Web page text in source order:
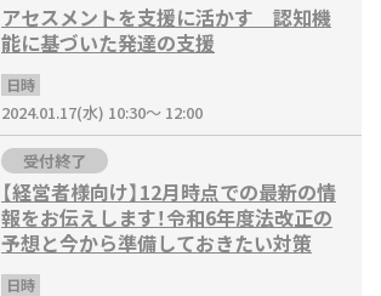
アセスメントを支援に活かす 認知機
能に基づいた発達の支援
日時
2024.01.17(水) 10:30～ 12:00
受付終了
【経営者様向け】12月時点での最新の情
報をお伝えします！令和6年度法改正の
予想と今から準備しておきたい対策
日時